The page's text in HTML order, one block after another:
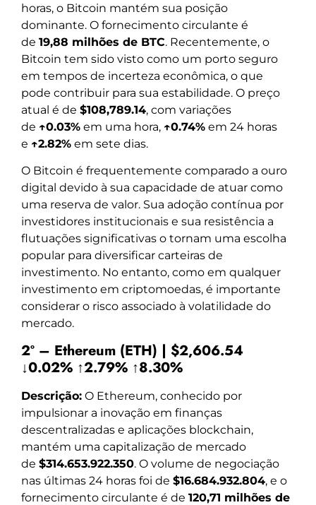
horas, o Bitcoin mantém sua posição
dominante. O fornecimento circulante é
de 19,88 milhões de BTC. Recentemente, o
Bitcoin tem sido visto como um porto seguro
em tempos de incerteza econômica, o que
pode contribuir para sua estabilidade. O preço
atual é de $108,789.14, com variações
de ↑0.03% em uma hora, ↑0.74% em 24 horas
e ↑2.82% em sete dias.
O Bitcoin é frequentemente comparado a ouro
digital devido à sua capacidade de atuar como
uma reserva de valor. Sua adoção contínua por
investidores institucionais e sua resistência a
flutuações significativas o tornam uma escolha
popular para diversificar carteiras de
investimento. No entanto, como em qualquer
investimento em criptomoedas, é importante
considerar o risco associado à volatilidade do
mercado.
2º – Ethereum (ETH) | $2,606.54
↓0.02% ↑2.79% ↑8.30%
Descrição: O Ethereum, conhecido por
impulsionar a inovação em finanças
descentralizadas e aplicações blockchain,
mantém uma capitalização de mercado
de $314.653.922.350. O volume de negociação
nas últimas 24 horas foi de $16.684.932.804, e o
fornecimento circulante é de 120,71 milhões de